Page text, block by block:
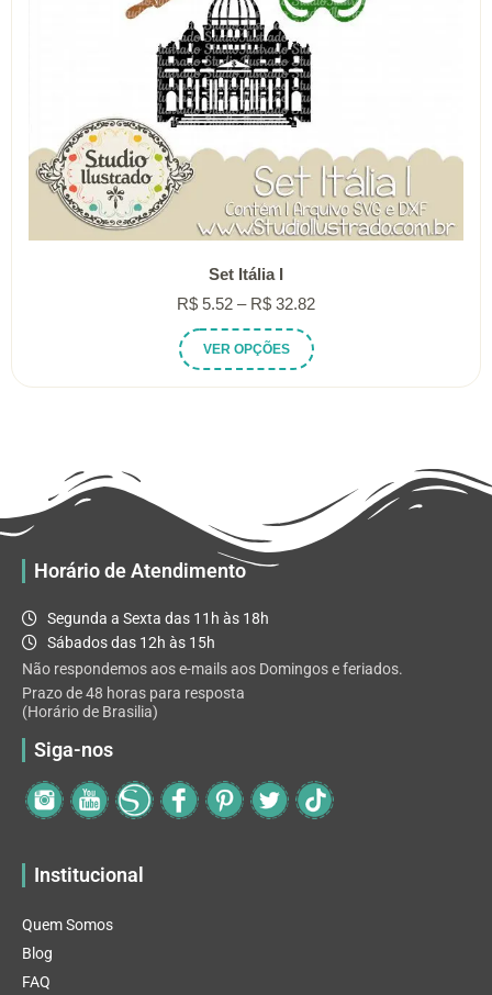
do
Set Itália I
R$ 5.52 – R$ 32.82Faixa
VER OPÇÕES
produto
tem
podem
ser
Horário de Atendimento
Segunda a Sexta das 11h às 18h
Sábados das 12h às 15h
Não respondemos aos e-mails aos Domingos e feriados.
Prazo de 48 horas para resposta
(Horário de Brasilia)
Siga-nos
Institucional
Quem Somos
Blog
FAQ